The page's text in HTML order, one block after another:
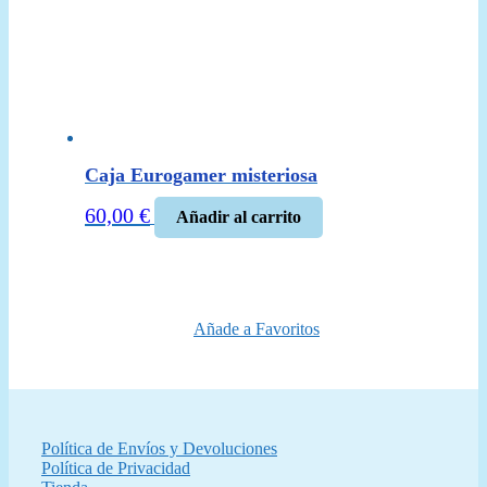
Caja Eurogamer misteriosa
60,00 € Añadir al carrito
Añade a Favoritos
Política de Envíos y Devoluciones
Política de Privacidad